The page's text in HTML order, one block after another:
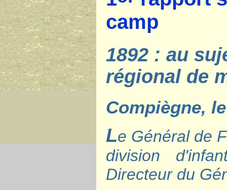
camp
1892 : au
régional de
Compiègne,
Le Général de
division
Directeur du